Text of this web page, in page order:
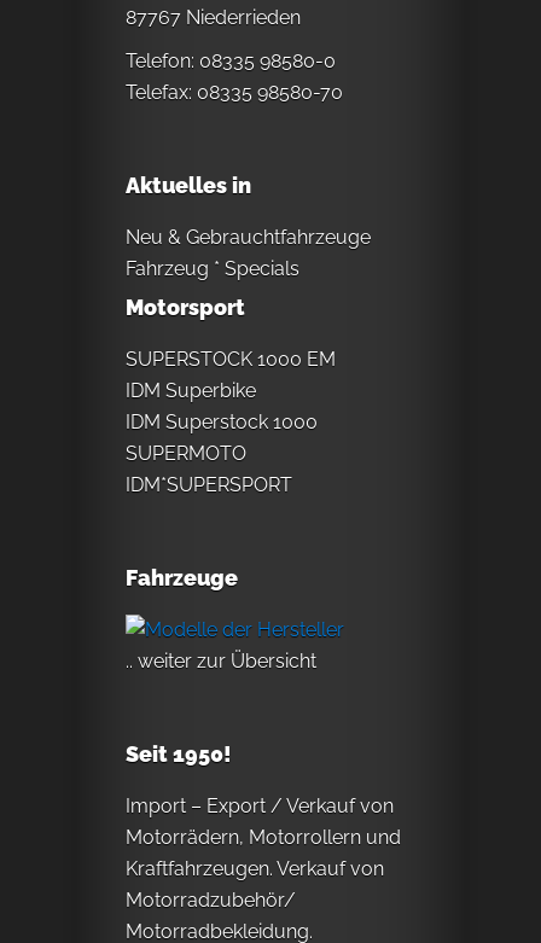
87767 Niederrieden
Telefon: 08335 98580-0
Telefax: 08335 98580-70
Aktuelles in
Neu & Gebrauchtfahrzeuge
Fahrzeug * Specials
Motorsport
SUPERSTOCK 1000 EM
IDM Superbike
IDM Superstock 1000
SUPERMOTO
IDM*SUPERSPORT
Fahrzeuge
.. weiter zur Übersicht
Seit 1950!
Import – Export / Verkauf von
Motorrädern, Motorrollern und
Kraftfahrzeugen. Verkauf von
Motorradzubehör/
Motorradbekleidung.